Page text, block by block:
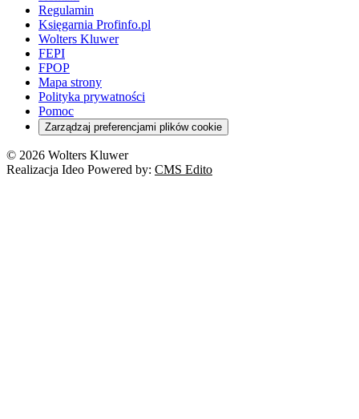
Regulamin
Księgarnia Profinfo.pl
Wolters Kluwer
FEPI
FPOP
Mapa strony
Polityka prywatności
Pomoc
Zarządzaj preferencjami plików cookie
© 2026 Wolters Kluwer
Realizacja Ideo Powered by: CMS Edito